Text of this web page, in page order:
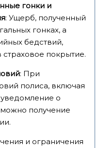
гонки и
: Ущерб, полученный
гонках, а
бедствий,
покрытие.
: При
полиса, включая
о
получение
и ограничения